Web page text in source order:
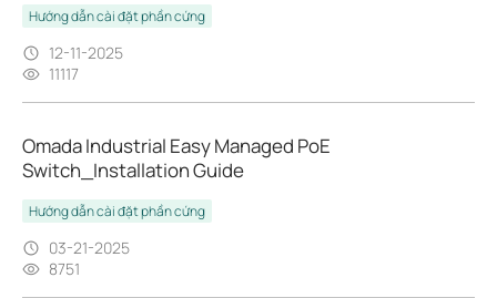
Hướng dẫn cài đặt phần cứng
12-11-2025
11117
Omada Industrial Easy Managed PoE
Switch_Installation Guide
Hướng dẫn cài đặt phần cứng
03-21-2025
8751